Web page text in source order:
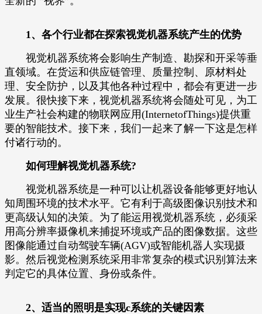
1、各个行业都在探索视觉机器系统产生的优势
视觉机器系统将会影响生产制造、勘探和开采等垂
直领域。在货运和供应链管理、质量控制、原材料处
理、安全防护，以及其他各种过程中，都会有更进一步
发展。很快接下来，视觉机器系统将会随处可见，为工
业生产社会构建的物联网应用(InternetofThings)提供重
要的智能技术。接下来，我们一起来了解一下这是怎样
付诸行动的。
如何理解视觉机器系统?
视觉机器系统是一种可以让机器设备能够更好地认
知周围环境的技术水平。它有利于高级图像识别技术和
更高级认知的决策。为了能运用视觉机器系统，必须采
用高分辨率摄像机来捕捉环境或产品的图像数据。这些
图像能通过自动驾驶车辆(AGV)或智能机器人实现摄
影。然后视觉检测系统采用非常复杂的模式识别算法来
判定它的具体位置、身份或条件。
2、适当的照明是实现c系统的关键因素